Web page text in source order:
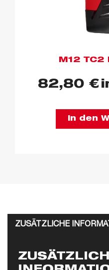
M12
82,80 €
In den
ZUSÄTZLICHE